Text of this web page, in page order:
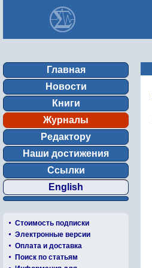
Главная
Новости
Книги
Журналы
Редактору
Наши достижения
Ссылки
English
Стоимость подписки
Электронные версии
Оплата и доставка
Поиск по статьям